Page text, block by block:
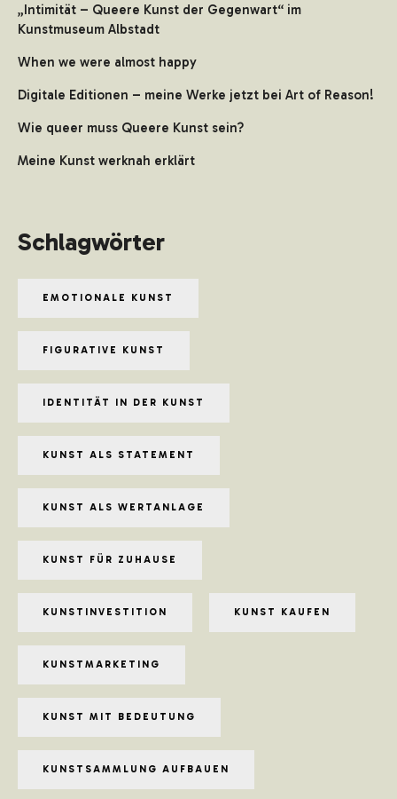
„Intimität – Queere Kunst der Gegenwart“ im
Kunstmuseum Albstadt
When we were almost happy
Digitale Editionen – meine Werke jetzt bei Art of Reason!
Wie queer muss Queere Kunst sein?
Meine Kunst werknah erklärt
Schlagwörter
EMOTIONALE KUNST
FIGURATIVE KUNST
IDENTITÄT IN DER KUNST
KUNST ALS STATEMENT
KUNST ALS WERTANLAGE
KUNST FÜR ZUHAUSE
KUNSTINVESTITION KUNST KAUFEN
KUNSTMARKETING
KUNST MIT BEDEUTUNG
KUNSTSAMMLUNG AUFBAUEN